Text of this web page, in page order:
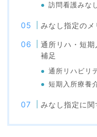
訪問看護みな
みなし指定のメ
通所リハ・短
補足
通所リハビリ
短期入所療養
みなし指定に関